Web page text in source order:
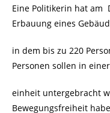
Eine Politikerin hat am
Erbauung eines
in dem bis zu 220
Personen sollen in
einheit untergebracht
Bewegungsfreiheit